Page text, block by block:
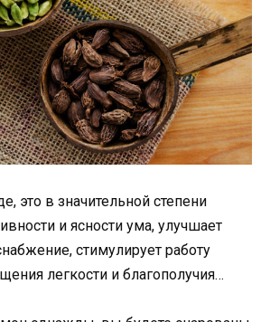
это в значительной степени
и ясности ума, улучшает
стимулирует работу
легкости и благополучия…